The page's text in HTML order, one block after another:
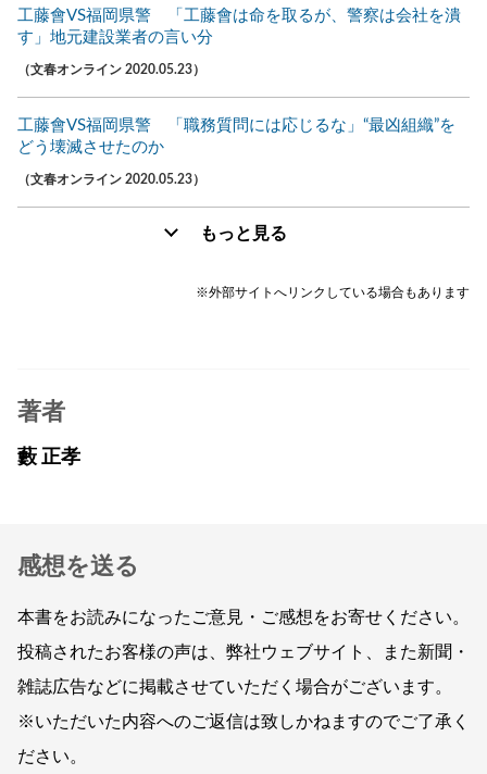
工藤會VS福岡県警 「工藤會は命を取るが、警察は会社を潰
す」地元建設業者の言い分
（文春オンライン 2020.05.23）
工藤會VS福岡県警 「職務質問には応じるな」“最凶組織”を
どう壊滅させたのか
（文春オンライン 2020.05.23）
もっと見る
※外部サイトへリンクしている場合もあります
著者
藪 正孝
感想を送る
本書をお読みになったご意見・ご感想をお寄せください。
投稿されたお客様の声は、弊社ウェブサイト、また新聞・
雑誌広告などに掲載させていただく場合がございます。
※いただいた内容へのご返信は致しかねますのでご了承く
ださい。